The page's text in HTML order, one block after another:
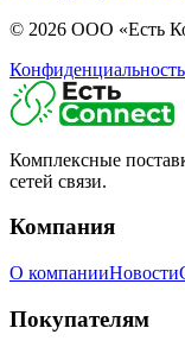
© 2026 ООО «Есть
Конфиденциальность
Комплексные
сетей связи.
Компания
О компанииНовости
Покупателям